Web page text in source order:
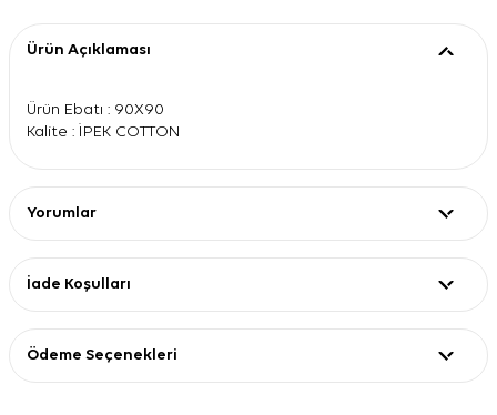
Ürün Açıklaması
Ürün Ebatı : 90X90
Kalite : İPEK COTTON
Yorumlar
İade Koşulları
Ödeme Seçenekleri